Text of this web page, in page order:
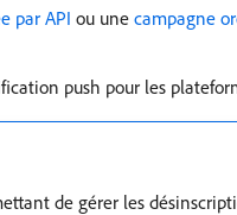
par API ou une campagne
push pour les
de gérer les